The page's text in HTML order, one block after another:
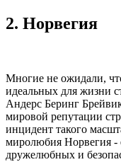
2. Норвегия
Многие не ожидали,
идеальных для жизни
Андерс Беринг
мировой репутации
инцидент такого
миролюбия Норвегия -
дружелюбных и